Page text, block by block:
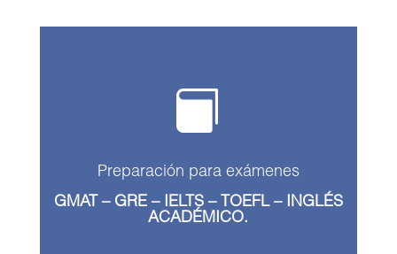

Preparación para exámenes
GMAT – GRE – IELTS – TOEFL – INGLÉS
ACADÉMICO.